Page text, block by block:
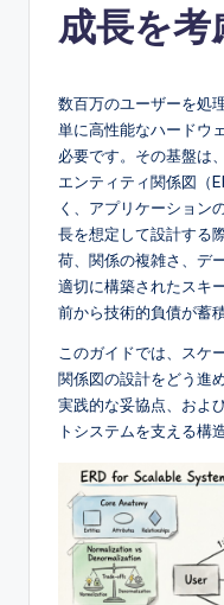
A
o
成長を
数百万のユーザーを処
単に高性能なハードウ
必要です。その基盤は
エンティティ関係図（
く、アプリケーション
長を想定して設計する
荷、関係の複雑さ、デ
適切に構築されたスキ
前から技術的負債が蓄
このガイドでは、スケ
関係図の設計をどう進
実践的な妥協点、およ
トシステムを支える構